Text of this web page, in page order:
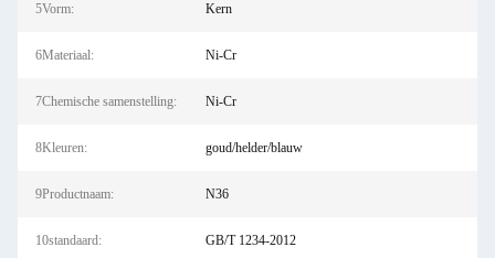
5Vorm: Kern
6Materiaal: Ni-Cr
7Chemische samenstelling: Ni-Cr
8Kleuren: goud/helder/blauw
9Productnaam: N36
10standaard: GB/T 1234-2012